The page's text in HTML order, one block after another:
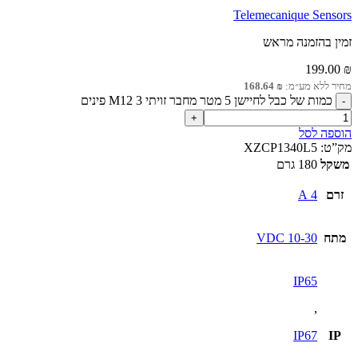
Telemecanique Sensors
זמין בהזמנה מראש
199.00 ₪
מחיר ללא מע״מ: 168.64 ₪
כמות של כבל לחיישן 5 מטר מחבר זויתי M12 3 פינים
הוספה לסל
מק”ט: XZCP1340L5
משקל 180 גרם
זרם 4 A
מתח 10-30 VDC
IP
IP65
,
IP67